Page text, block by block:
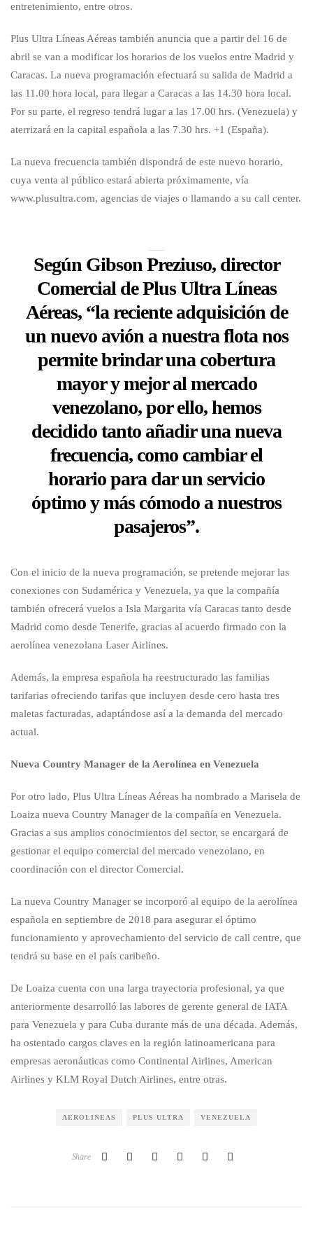
entretenimiento, entre otros.
Plus Ultra Líneas Aéreas también anuncia que a partir del 16 de
abril se van a modificar los horarios de los vuelos entre Madrid y
Caracas. La nueva programación efectuará su salida de Madrid a
las 11.00 hora local, para llegar a Caracas a las 14.30 hora local.
Por su parte, el regreso tendrá lugar a las 17.00 hrs. (Venezuela) y
aterrizará en la capital española a las 7.30 hrs. +1 (España).
La nueva frecuencia también dispondrá de este nuevo horario,
cuya venta al público estará abierta próximamente, vía
www.plusultra.com, agencias de viajes o llamando a su call center.
Según Gibson Preziuso, director
Comercial de Plus Ultra Líneas
Aéreas, “la reciente adquisición de
un nuevo avión a nuestra flota nos
permite brindar una cobertura
mayor y mejor al mercado
venezolano, por ello, hemos
decidido tanto añadir una nueva
frecuencia, como cambiar el
horario para dar un servicio
óptimo y más cómodo a nuestros
pasajeros”.
Con el inicio de la nueva programación, se pretende mejorar las
conexiones con Sudamérica y Venezuela, ya que la compañía
también ofrecerá vuelos a Isla Margarita vía Caracas tanto desde
Madrid como desde Tenerife, gracias al acuerdo firmado con la
aerolínea venezolana Laser Airlines.
Además, la empresa española ha reestructurado las familias
tarifarias ofreciendo tarifas que incluyen desde cero hasta tres
maletas facturadas, adaptándose así a la demanda del mercado
actual.
Nueva Country Manager de la Aerolínea en Venezuela
Por otro lado, Plus Ultra Líneas Aéreas ha nombrado a Marisela de
Loaiza nueva Country Manager de la compañía en Venezuela.
Gracias a sus amplios conocimientos del sector, se encargará de
gestionar el equipo comercial del mercado venezolano, en
coordinación con el director Comercial.
La nueva Country Manager se incorporó al equipo de la aerolínea
española en septiembre de 2018 para asegurar el óptimo
funcionamiento y aprovechamiento del servicio de call centre, que
tendrá su base en el país caribeño.
De Loaiza cuenta con una larga trayectoria profesional, ya que
anteriormente desarrolló las labores de gerente general de IATA
para Venezuela y para Cuba durante más de una década. Además,
ha ostentado cargos claves en la región latinoamericana para
empresas aeronáuticas como Continental Airlines, American
Airlines y KLM Royal Dutch Airlines, entre otras.
AEROLINEAS PLUS ULTRA VENEZUELA
Share